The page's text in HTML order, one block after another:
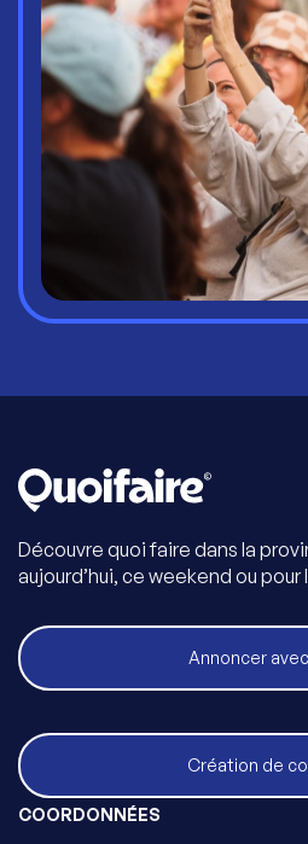
Découvre quoi faire dans la
aujourd’hui, ce weekend ou
Annoncer
Création de
COORDONNÉES